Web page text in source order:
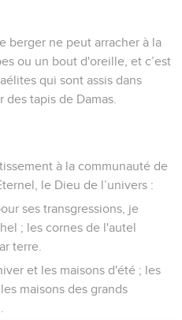
berger ne peut arracher à la
ou un bout d'oreille, et c’est
qui sont assis dans
tapis de Damas.
à la communauté de
le Dieu de l’univers :
ses transgressions, je
; les cornes de l'autel
terre.
et les maisons d'été ; les
maisons des grands